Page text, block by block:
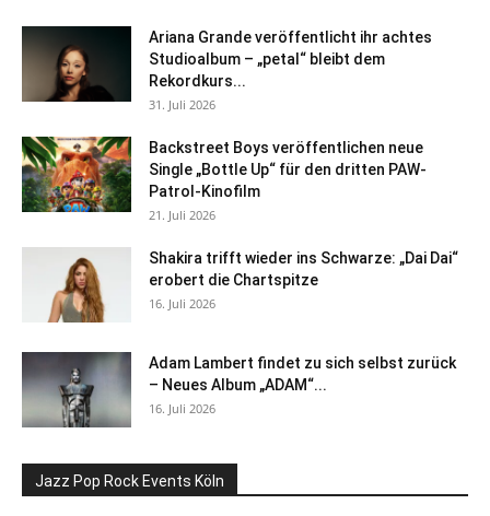
Ariana Grande veröffentlicht ihr achtes
Studioalbum – „petal“ bleibt dem
Rekordkurs...
31. Juli 2026
Backstreet Boys veröffentlichen neue
Single „Bottle Up“ für den dritten PAW-
Patrol-Kinofilm
21. Juli 2026
Shakira trifft wieder ins Schwarze: „Dai Dai“
erobert die Chartspitze
16. Juli 2026
Adam Lambert findet zu sich selbst zurück
– Neues Album „ADAM“...
16. Juli 2026
Jazz Pop Rock Events Köln